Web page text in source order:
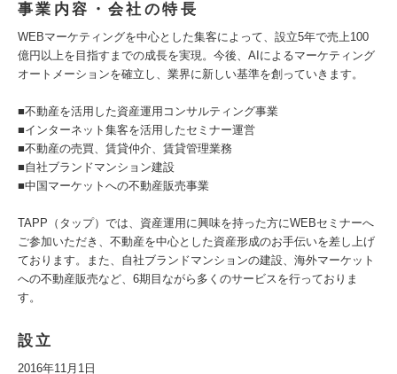
事業内容・会社の特長
WEBマーケティングを中心とした集客によって、設立5年で売上100
億円以上を目指すまでの成長を実現。今後、AIによるマーケティング
オートメーションを確立し、業界に新しい基準を創っていきます。
■不動産を活用した資産運用コンサルティング事業
■インターネット集客を活用したセミナー運営
■不動産の売買、賃貸仲介、賃貸管理業務
■自社ブランドマンション建設
■中国マーケットへの不動産販売事業
TAPP（タップ）では、資産運用に興味を持った方にWEBセミナーへ
ご参加いただき、不動産を中心とした資産形成のお手伝いを差し上げ
ております。また、自社ブランドマンションの建設、海外マーケット
への不動産販売など、6期目ながら多くのサービスを行っておりま
す。
設立
2016年11月1日